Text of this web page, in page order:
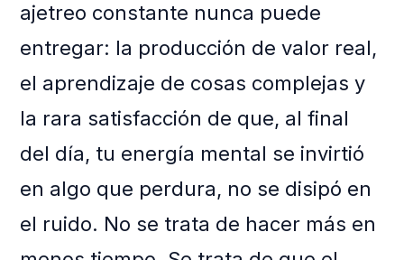
ajetreo constante nunca puede
entregar: la producción de valor real,
el aprendizaje de cosas complejas y
la rara satisfacción de que, al final
del día, tu energía mental se invirtió
en algo que perdura, no se disipó en
el ruido. No se trata de hacer más en